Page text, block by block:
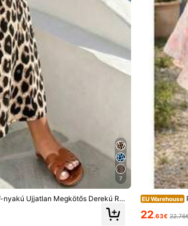
11
7
nyakú Ujjatlan Megkötős Derekú Ru
EU Warehouse
22.63€